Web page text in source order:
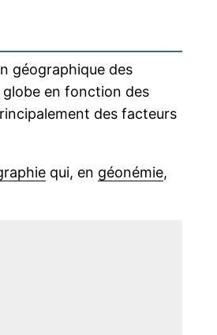
géographique des
en fonction des
des facteurs
qui, en géonémie,